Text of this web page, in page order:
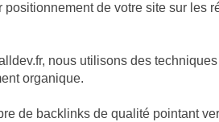
de votre site sur les
nous utilisons des
organique.
de backlinks de qualité pointant